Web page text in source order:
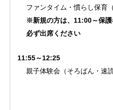
ファンタイム・慣らし保育
※新規の方は、11:00～保
必ず出席ください
11:55～12:25
親子体験会（そろばん・速